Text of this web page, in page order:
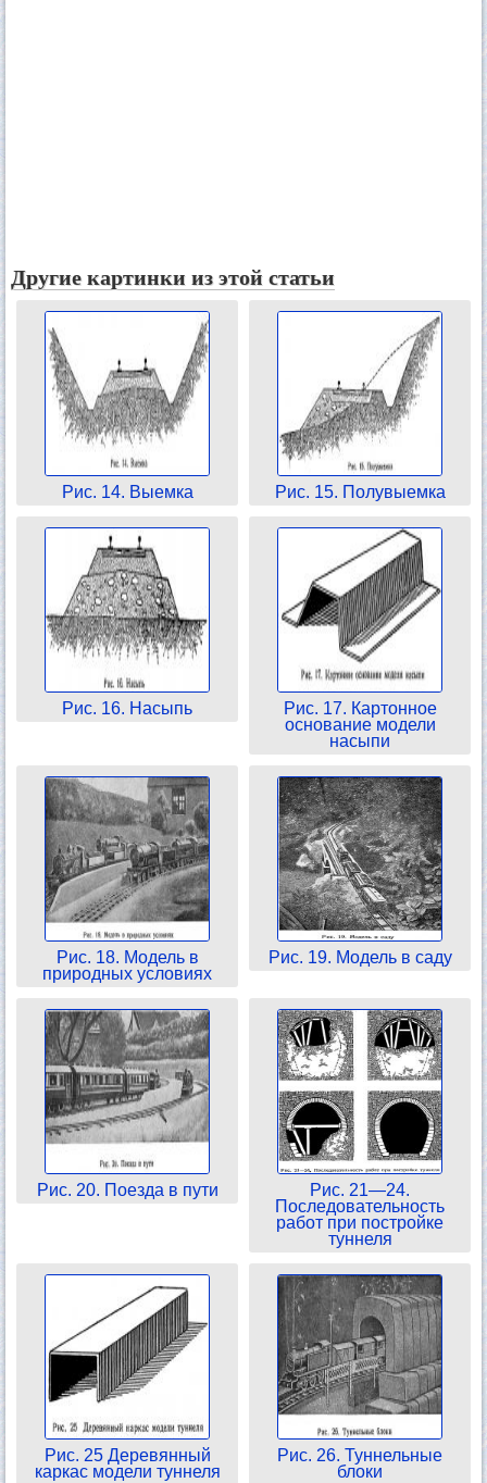
Другие картинки из этой статьи
Рис. 14. Выемка Рис. 15. Полувыемка
Рис. 16. Насыпь
Рис. 17. Картонное
основание модели
насыпи
Рис. 18. Модель в
природных условиях
Рис. 19. Модель в саду
Рис. 20. Поезда в пути
Рис. 21—24.
Последовательность
работ при постройке
туннеля
Рис. 25 Деревянный
каркас модели туннеля
Рис. 26. Туннельные
блоки